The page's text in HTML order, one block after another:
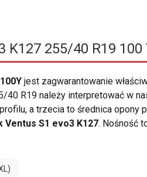
K127 255/40 R19 100
jest zagwarantowanie
40 R19 należy interpretować w
a trzecia to średnica opony
Ventus S1 evo3 K127. Nośność